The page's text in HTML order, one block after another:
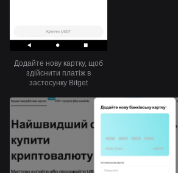
Додайте нову картку, щоб
здійснити платіж в
застосунку Bitget